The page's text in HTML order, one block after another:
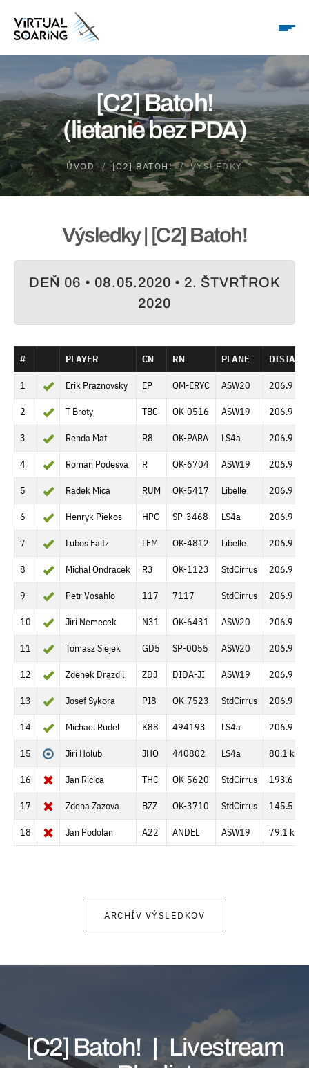
[C2] Batoh!
(lietanie bez PDA)
ÚVOD [C2] BATOH! VÝSLEDKY
Výsledky | [C2] Batoh!
DEŇ 06 • 08.05.2020 • 2. ŠTVRŤROK
2020
# PLAYER CN RN PLANE
1 Erik Praznovsky EP OM-ERYC ASW20 206.9 km
2 T Broty TBC OK-0516 ASW19 206.9 km
3 Renda Mat R8 OK-PARA LS4a 206.9 km
4 Roman Podesva R OK-6704 ASW19 206.9 km
5 Radek Mica RUM OK-5417 Libelle 206.9 km
6 Henryk Piekos HPO SP-3468 LS4a 206.9 km
7 Lubos Faitz LFM OK-4812 Libelle 206.9 km
8 Michal Ondracek R3 OK-1123 StdCirrus 206.9 km
9 Petr Vosahlo 117 7117 StdCirrus 206.9 km
10 Jiri Nemecek N31 OK-6431 ASW20 206.9 km
11 Tomasz Siejek GD5 SP-0055 ASW20 206.9 km
12 Zdenek Drazdil ZDJ DIDA-JI ASW19 206.9 km
13 Josef Sykora PI8 OK-7523 StdCirrus 206.9 km
14 Michael Rudel K88 494193 LS4a 206.9 km
15 Jiri Holub JHO 440802 LS4a 80.1 km
16 Jan Ricica THC OK-5620 StdCirrus 193.6 km
17 Zdena Zazova BZZ OK-3710 StdCirrus 145.5 km
18 Jan Podolan A22 ANDEL ASW19 79.1 km
ARCHÍV VÝSLEDKOV
[C2] Batoh! | Livestream